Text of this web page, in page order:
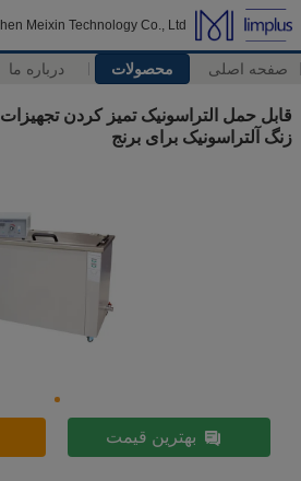
Meixin Technology Co., Ltd.
صفحه اصلی محصولات درباره ما
قابل حمل التراسونیک تمیز کردن
زنگ آلتراسونیک برای برنج
بهترین قیمت